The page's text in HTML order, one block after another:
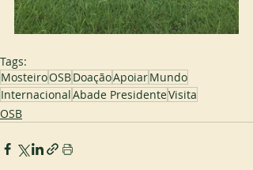
Tags:
MosteiroOSBDoaçãoApoiarMundo
InternacionalAbade PresidenteVisita
OSB